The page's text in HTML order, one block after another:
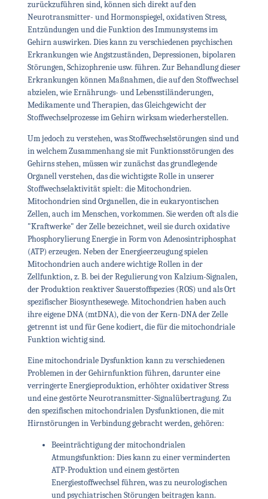
zurückzuführen sind, können sich direkt auf den
Neurotransmitter- und Hormonspiegel, oxidativen Stress,
Entzündungen und die Funktion des Immunsystems im
Gehirn auswirken. Dies kann zu verschiedenen psychischen
Erkrankungen wie Angstzuständen, Depressionen, bipolaren
Störungen, Schizophrenie usw. führen. Zur Behandlung dieser
Erkrankungen können Maßnahmen, die auf den Stoffwechsel
abzielen, wie Ernährungs- und Lebensstiländerungen,
Medikamente und Therapien, das Gleichgewicht der
Stoffwechselprozesse im Gehirn wirksam wiederherstellen.
Um jedoch zu verstehen, was Stoffwechselstörungen sind und
in welchem Zusammenhang sie mit Funktionsstörungen des
Gehirns stehen, müssen wir zunächst das grundlegende
Organell verstehen, das die wichtigste Rolle in unserer
Stoffwechselaktivität spielt: die Mitochondrien.
Mitochondrien sind Organellen, die in eukaryontischen
Zellen, auch im Menschen, vorkommen. Sie werden oft als die
"Kraftwerke" der Zelle bezeichnet, weil sie durch oxidative
Phosphorylierung Energie in Form von Adenosintriphosphat
(ATP) erzeugen. Neben der Energieerzeugung spielen
Mitochondrien auch andere wichtige Rollen in der
Zellfunktion, z. B. bei der Regulierung von Kalzium-Signalen,
der Produktion reaktiver Sauerstoffspezies (ROS) und als Ort
spezifischer Biosynthesewege. Mitochondrien haben auch
ihre eigene DNA (mtDNA), die von der Kern-DNA der Zelle
getrennt ist und für Gene kodiert, die für die mitochondriale
Funktion wichtig sind.
Eine mitochondriale Dysfunktion kann zu verschiedenen
Problemen in der Gehirnfunktion führen, darunter eine
verringerte Energieproduktion, erhöhter oxidativer Stress
und eine gestörte Neurotransmitter-Signalübertragung. Zu
den spezifischen mitochondrialen Dysfunktionen, die mit
Hirnstörungen in Verbindung gebracht werden, gehören:
Beeinträchtigung der mitochondrialen
Atmungsfunktion: Dies kann zu einer verminderten
ATP-Produktion und einem gestörten
Energiestoffwechsel führen, was zu neurologischen
und psychiatrischen Störungen beitragen kann.